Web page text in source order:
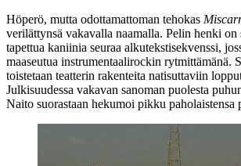
Höperö, mutta odottamattoman tehokas
verilättynsä vakavalla naamalla. Pelin henki on
tapettua kaniinia seuraa alkutekstisekvenssi,
maaseutua instrumentaalirockin rytmittämänä.
toistetaan teatterin rakenteita natisuttaviin
Julkisuudessa vakavan sanoman puolesta
Naito suorastaan hekumoi pikku paholaistensa